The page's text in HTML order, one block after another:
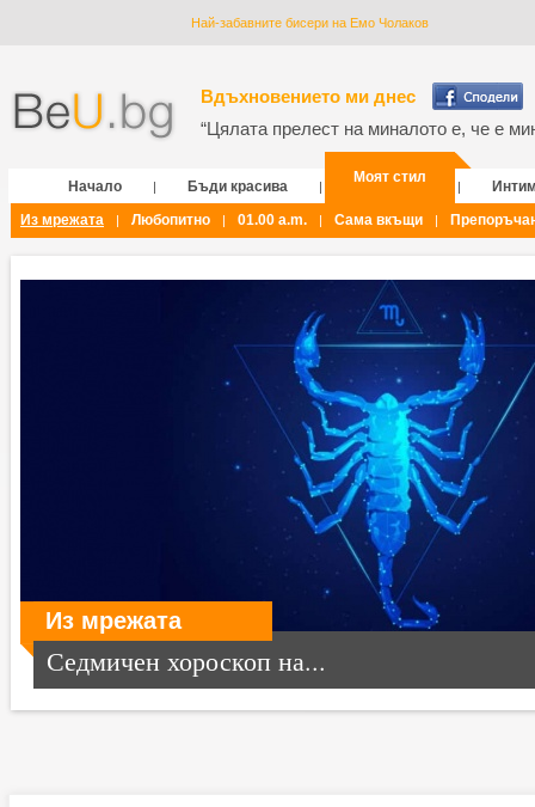
Най-забавните бисери на Емо Чолаков
Вдъхновението ми днес
“Цялата прелест на миналото е, че е
Начало | Бъди красива |
Моят стил
|
Из мрежата
| Любопитно | 01.00 a.m. | Сама вкъщи |
Из мрежата
Седмичен хороскоп на...